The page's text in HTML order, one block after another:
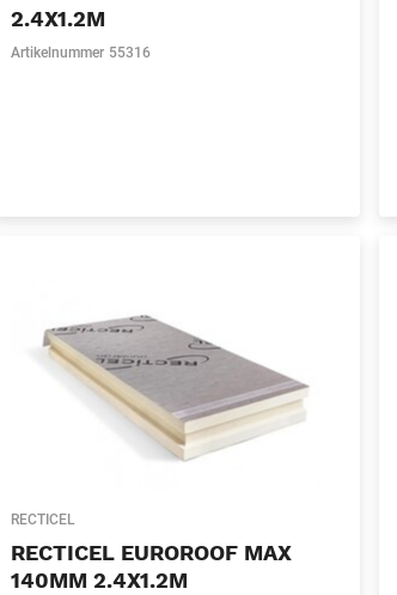
2.4X1.2M
Artikelnummer 55316
RECTICEL
RECTICEL EUROROOF MAX
140MM 2.4X1.2M